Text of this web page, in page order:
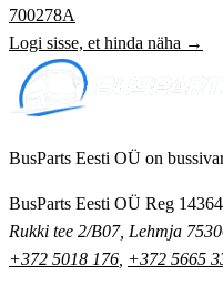
700278A
Logi sisse, et hinda näha →
BusParts Eesti OÜ on
BusParts Eesti OÜ Reg
Rukki tee 2/B07, Lehmja
+372 5018 176 +372 5665